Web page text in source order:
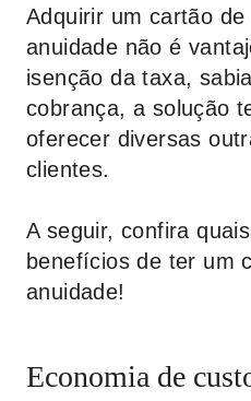
Adquirir um cartão
anuidade não é
isenção da taxa,
cobrança, a solução
oferecer diversas
clientes.
A seguir, confira
benefícios de ter um
anuidade!
Economia de